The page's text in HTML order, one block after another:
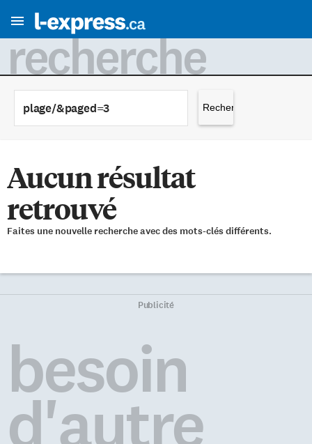
recherche
Aucun résultat
retrouvé
Faites une nouvelle recherche avec des mots-clés différents.
Publicité
besoin
d'autre